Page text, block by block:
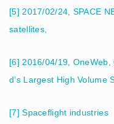
[5] 2017/02/24, SPACE
satellites,
[6] 2016/04/19,
d’s Largest High Volume
[7] Spaceflight industries